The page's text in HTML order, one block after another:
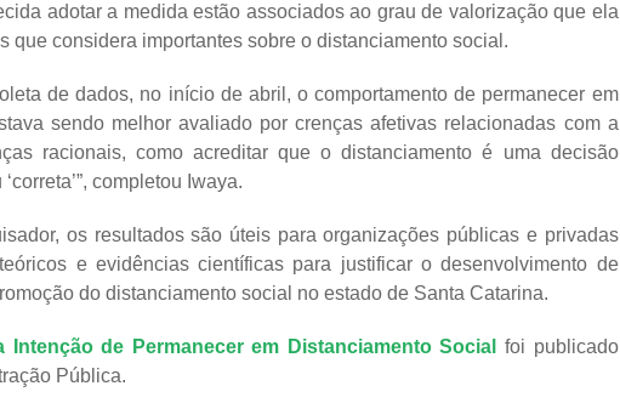
adotar a medida estão associados ao grau de valorização que ela
que considera importantes sobre o distanciamento social.
de dados, no início de abril, o comportamento de permanecer em
sendo melhor avaliado por crenças afetivas relacionadas com a
racionais, como acreditar que o distanciamento é uma decisão
‘correta’”, completou Iwaya.
os resultados são úteis para organizações públicas e privadas
e evidências científicas para justificar o desenvolvimento de
do distanciamento social no estado de Santa Catarina.
Intenção de Permanecer em Distanciamento Social
foi publicado
Pública.